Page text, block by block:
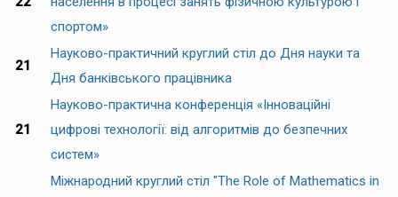
спортом»
21
Науково-практичний круглий стіл до Дня науки та
Дня банківського працівника
21
Науково-практична конференція «Інноваційні
цифрові технології: від алгоритмів до безпечних
систем»
Міжнародний круглий стіл "The Role of Mathematics in